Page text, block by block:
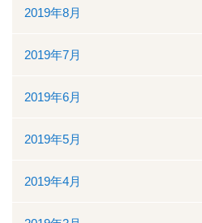
2019年8月
2019年7月
2019年6月
2019年5月
2019年4月